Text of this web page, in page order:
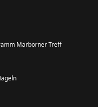
Marborner Treff